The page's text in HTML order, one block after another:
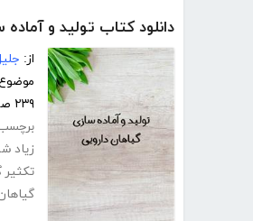
دانلود کتاب تولید و
از:
۲۳۹ صفحه
زیاد
تکثیر